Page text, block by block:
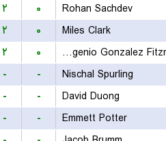
Rohan Sachdev
۰ ۲
Miles Clark
۰ ۲
Eugenio Gonzalez Fitzmaurice
۰ ۲
Nischal Spurling
-
-
David Duong
-
-
Emmett Potter
-
-